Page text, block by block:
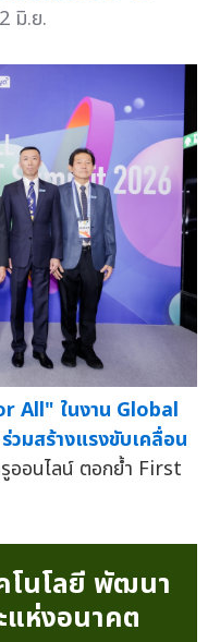
พฉ." ทำ MOU ยก
ศ
— ศาสตราจารย์
ครงสร้างพื้นฐาน
นความมั่นคงปลอดภัย
นมีผลบังคับใช้ 10
มิ.ย.